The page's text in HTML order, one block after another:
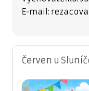
E-mail:
Červen u